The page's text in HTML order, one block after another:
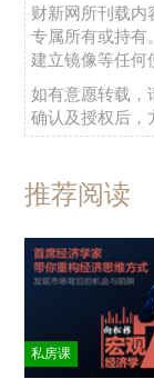
财新网所刊载内
专属所有或持有
建立镜像等任何
如有意愿转载，
确认及授权后，
推荐阅读
私房课